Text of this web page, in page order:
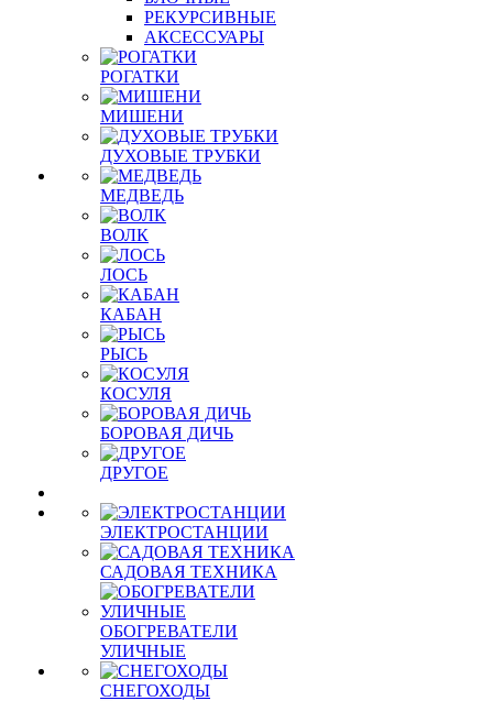
РЕКУРСИВНЫЕ
АКСЕССУАРЫ
РОГАТКИ
МИШЕНИ
ДУХОВЫЕ ТРУБКИ
МЕДВЕДЬ
ВОЛК
ЛОСЬ
КАБАН
РЫСЬ
КОСУЛЯ
БОРОВАЯ ДИЧЬ
ДРУГОЕ
ЭЛЕКТРОСТАНЦИИ
САДОВАЯ ТЕХНИКА
ОБОГРЕВАТЕЛИ
УЛИЧНЫЕ
СНЕГОХОДЫ